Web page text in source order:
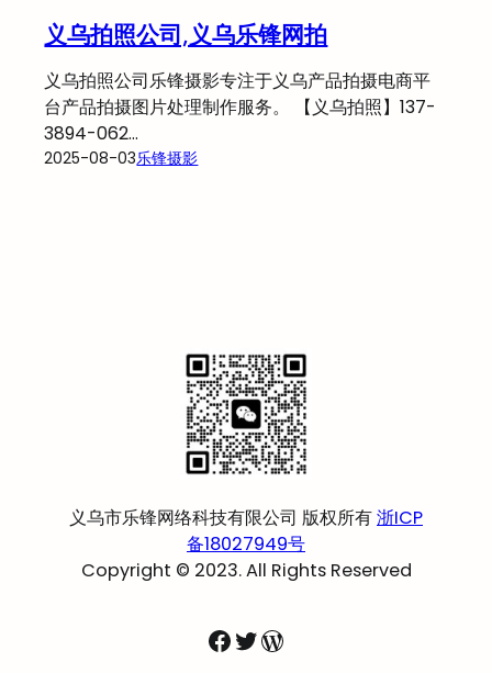
义乌拍照公司,义乌乐锋网拍
义乌拍照公司乐锋摄影专注于义乌产品拍摄电商平
台产品拍摄图片处理制作服务。 【义乌拍照】137-
3894-062…
2025-08-03乐锋摄影
义乌市乐锋网络科技有限公司 版权所有浙ICP
备18027949号
Copyright © 2023. All Rights Reserved
Facebook
Twitter
WordPress